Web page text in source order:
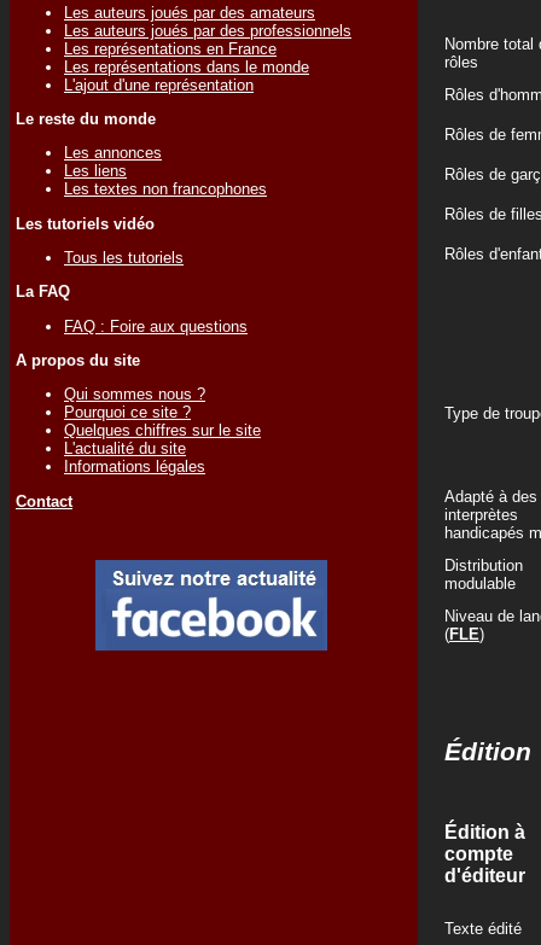
Les auteurs joués par des amateurs
Les auteurs joués par des professionnels
Les représentations en France
Les représentations dans le monde
L'ajout d'une représentation
Le reste du monde
Les annonces
Les liens
Les textes non francophones
Les tutoriels vidéo
Tous les tutoriels
La FAQ
FAQ : Foire aux questions
A propos du site
Qui sommes nous ?
Pourquoi ce site ?
Quelques chiffres sur le site
L'actualité du site
Informations légales
Contact
Nombre total
rôles
Rôles
Rôles de
Rôles de
Rôles de
Rôles
Type de
Adapté à des
interprètes
handicapés
Distribution
modulable
Niveau de
(FLE)
Édition
Édition à
compte
d'éditeur
Texte édité